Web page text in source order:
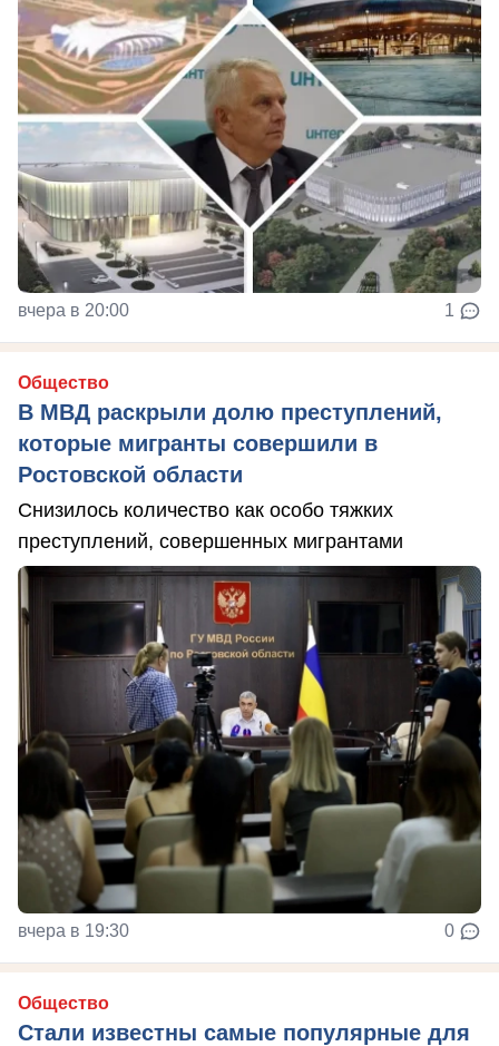
вчера в 20:00 1
Общество
В МВД раскрыли долю преступлений,
которые мигранты совершили в
Ростовской области
Снизилось количество как особо тяжких
преступлений, совершенных мигрантами
вчера в 19:30 0
Общество
Стали известны самые популярные для